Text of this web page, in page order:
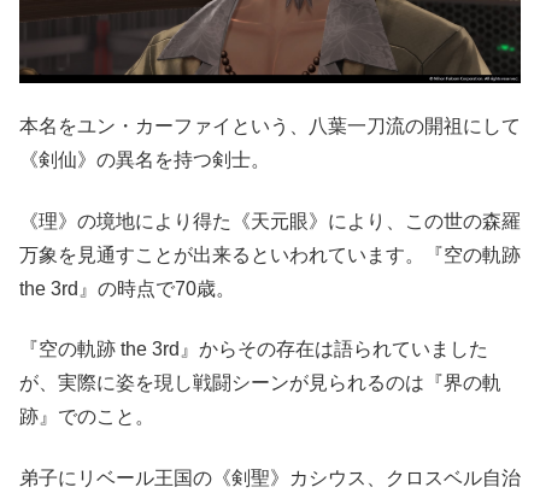
本名をユン・カーファイという、八葉一刀流の開祖にして
《剣仙》の異名を持つ剣士。
《理》の境地により得た《天元眼》により、この世の森羅
万象を見通すことが出来るといわれています。『空の軌跡
the 3rd』の時点で70歳。
『空の軌跡 the 3rd』からその存在は語られていました
が、実際に姿を現し戦闘シーンが見られるのは『界の軌
跡』でのこと。
弟子にリベール王国の《剣聖》カシウス、クロスベル自治